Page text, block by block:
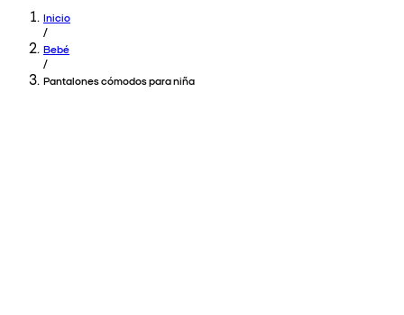
Inicio
/
Bebé
/
Pantalones cómodos para niña